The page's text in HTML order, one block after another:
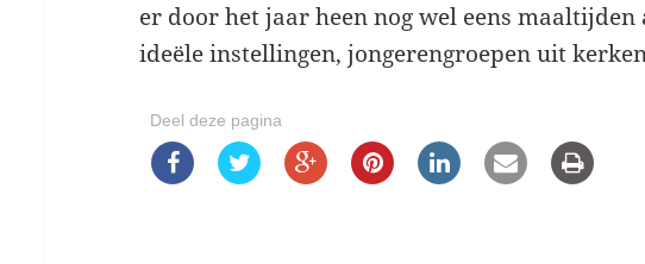
er door het jaar heen nog wel eens
ideële instellingen, jongerengroepen uit
Deel deze pagina